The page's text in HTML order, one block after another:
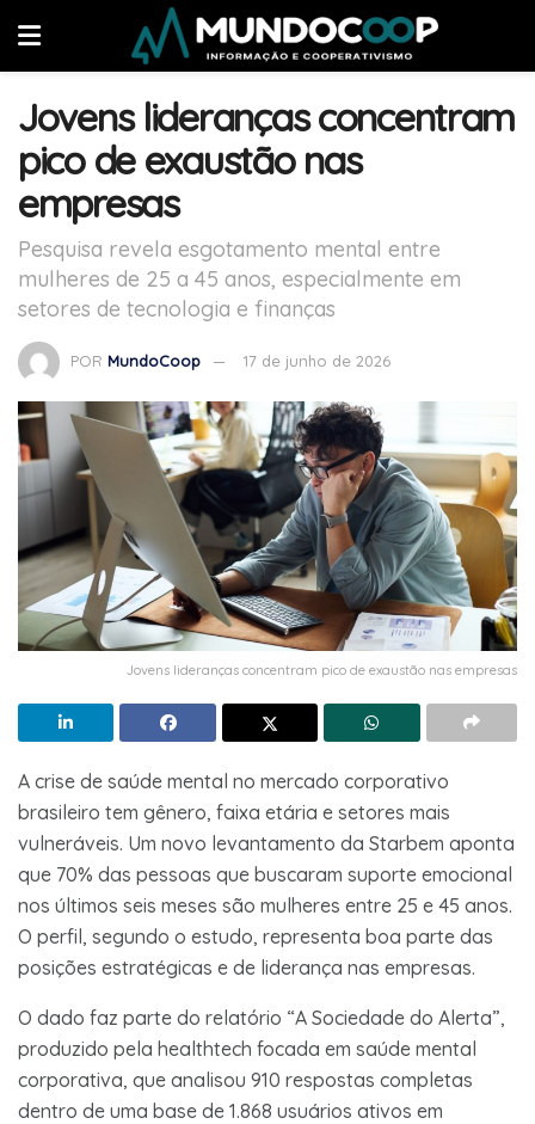
Jovens lideranças concentram
pico de exaustão nas
empresas
Pesquisa revela esgotamento mental entre
mulheres de 25 a 45 anos, especialmente em
setores de tecnologia e finanças
POR MundoCoop 17 de junho de 2026
Jovens lideranças concentram pico de exaustão nas empresas
A crise de saúde mental no mercado corporativo
brasileiro tem gênero, faixa etária e setores mais
vulneráveis. Um novo levantamento da Starbem aponta
que 70% das pessoas que buscaram suporte emocional
nos últimos seis meses são mulheres entre 25 e 45 anos.
O perfil, segundo o estudo, representa boa parte das
posições estratégicas e de liderança nas empresas.
O dado faz parte do relatório “A Sociedade do Alerta”,
produzido pela healthtech focada em saúde mental
corporativa, que analisou 910 respostas completas
dentro de uma base de 1.868 usuários ativos em